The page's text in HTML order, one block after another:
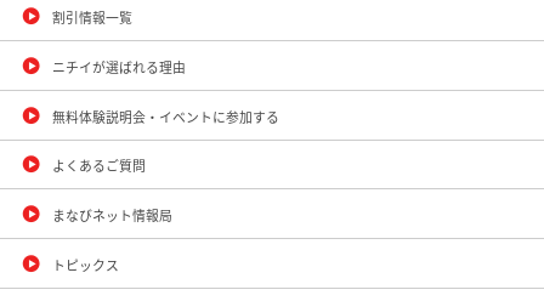
割引情報一覧
ニチイが選ばれる理由
無料体験説明会・イベントに参加する
よくあるご質問
まなびネット情報局
トピックス